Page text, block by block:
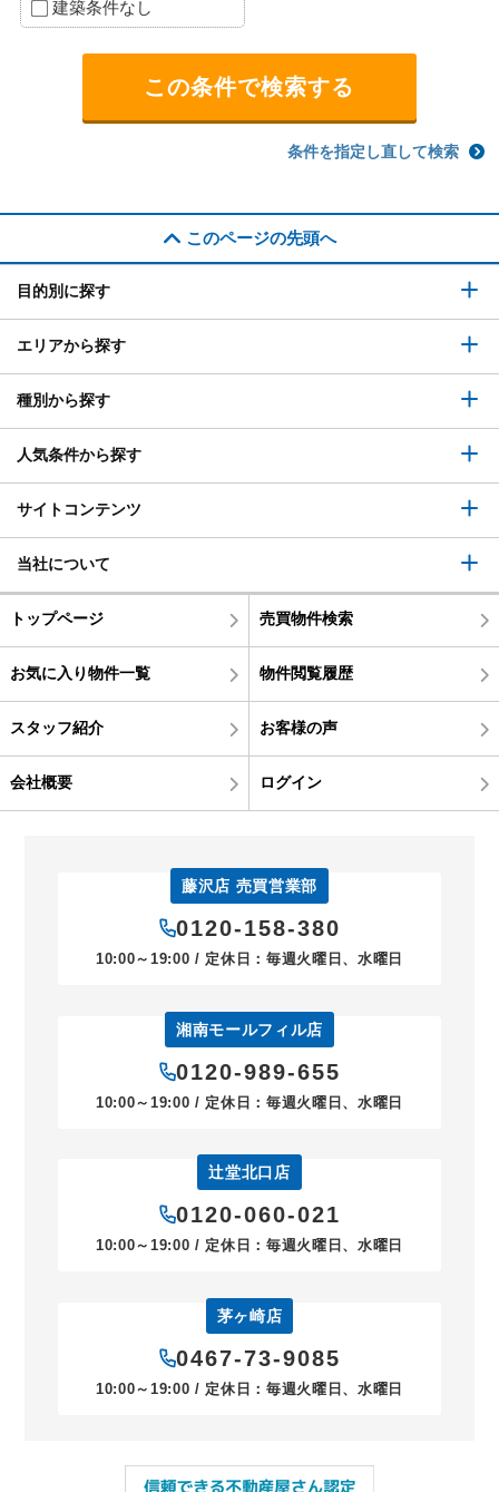
建築条件なし
条件を指定し直して検索
このページの先頭へ
目的別に探す
エリアから探す
種別から探す
人気条件から探す
サイトコンテンツ
当社について
トップページ 売買物件検索
お気に入り物件一覧 物件閲覧履歴
スタッフ紹介 お客様の声
会社概要 ログイン
藤沢店 売買営業部
0120-158-380
10:00～19:00 / 定休日：毎週火曜日、水曜日
湘南モールフィル店
0120-989-655
10:00～19:00 / 定休日：毎週火曜日、水曜日
辻堂北口店
0120-060-021
10:00～19:00 / 定休日：毎週火曜日、水曜日
茅ヶ崎店
0467-73-9085
10:00～19:00 / 定休日：毎週火曜日、水曜日